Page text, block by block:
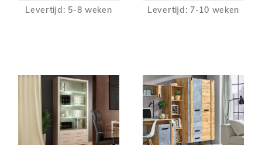
Levertijd: 5-8 weken Levertijd: 7-10 weken